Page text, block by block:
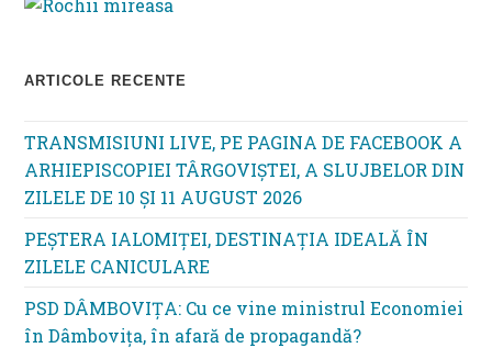
ARTICOLE RECENTE
TRANSMISIUNI LIVE, PE PAGINA DE FACEBOOK A
ARHIEPISCOPIEI TÂRGOVIȘTEI, A SLUJBELOR DIN
ZILELE DE 10 ȘI 11 AUGUST 2026
PEȘTERA IALOMIȚEI, DESTINAȚIA IDEALĂ ÎN
ZILELE CANICULARE
PSD DÂMBOVIȚA: Cu ce vine ministrul Economiei
în Dâmbovița, în afară de propagandă?